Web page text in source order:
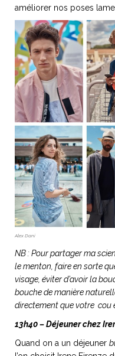
améliorer nos poses
Alex Dani
NB : Pour partager ma
le menton, faire en sorte
visage, éviter d’avoir la
bouche de manière
directement que votre cou
13h40 – Déjeuner chez
Quand on a un déjeuner